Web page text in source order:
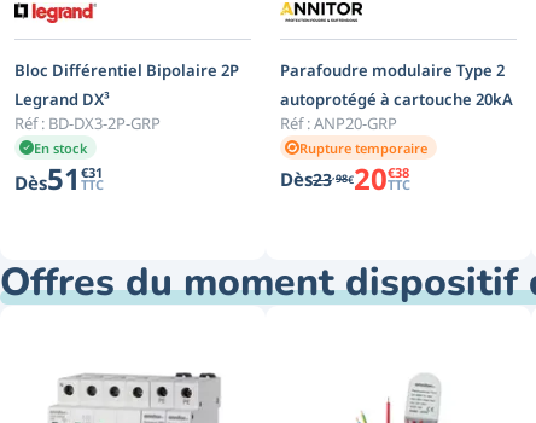
Bloc Différentiel Bipolaire 2P
Legrand DX³
Réf : BD-DX3-2P-GRP
En stock
Dès51 €31
TTC
Parafoudre modulaire Type 2
autoprotégé à cartouche 20kA
Réf :ANP20-GRP
Rupture temporaire
Dès23 98€20€38
TTC
Offres du moment